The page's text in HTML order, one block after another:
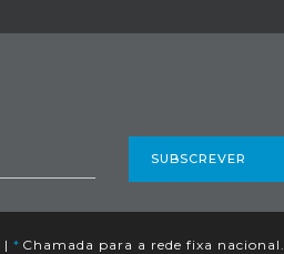
SUBSCREVER
| * Chamada para a rede fixa nacional.